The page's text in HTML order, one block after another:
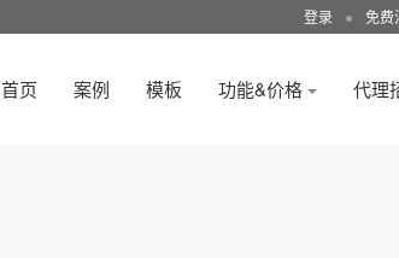
登录 ● 免费
首页 案例 模板 功能&价格 代理